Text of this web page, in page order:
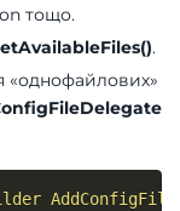
тощо.
.
«однофайлових»